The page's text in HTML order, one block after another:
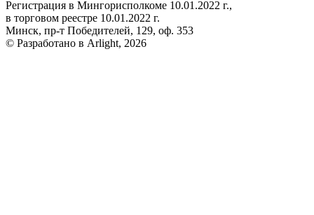
Регистрация в Мингорисполкоме 10.01.2022 г.,
в торговом реестре 10.01.2022 г.
Минск, пр-т Победителей, 129, оф. 353
© Разработано в Arlight, 2026